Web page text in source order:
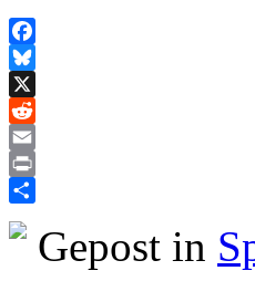
Facebook
Bluesky
X
Reddit
Email
Print
Gepost in